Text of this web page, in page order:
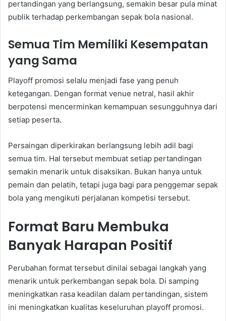
pertandingan yang berlangsung, semakin besar pula minat
publik terhadap perkembangan sepak bola nasional.
Semua Tim Memiliki Kesempatan
yang Sama
Playoff promosi selalu menjadi fase yang penuh
ketegangan. Dengan format venue netral, hasil akhir
berpotensi mencerminkan kemampuan sesungguhnya dari
setiap peserta.
Persaingan diperkirakan berlangsung lebih adil bagi
semua tim. Hal tersebut membuat setiap pertandingan
semakin menarik untuk disaksikan. Bukan hanya untuk
pemain dan pelatih, tetapi juga bagi para penggemar sepak
bola yang mengikuti perjalanan kompetisi tersebut.
Format Baru Membuka
Banyak Harapan Positif
Perubahan format tersebut dinilai sebagai langkah yang
menarik untuk perkembangan sepak bola. Di samping
meningkatkan rasa keadilan dalam pertandingan, sistem
ini meningkatkan kualitas keseluruhan playoff promosi.